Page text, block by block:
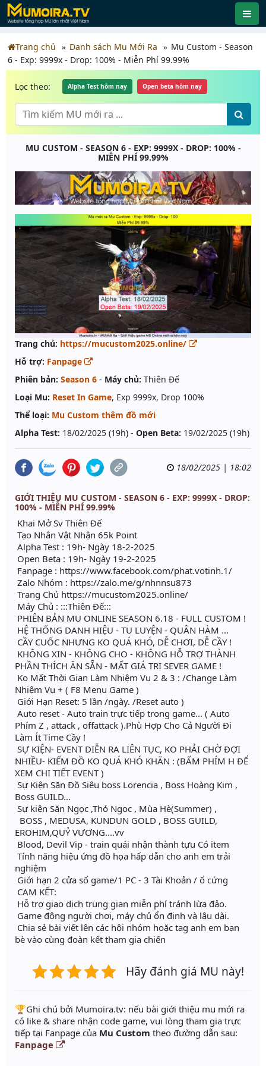
Trang chủ Danh sách Mu Mới Ra
Mu Custom - Season
6 - Exp: 9999x - Drop: 100% - Miễn Phí 99.99%
Lọc theo: Alpha Test hôm nay Open beta hôm nay
MU CUSTOM - SEASON 6 - EXP: 9999X - DROP: 100% -
MIỄN PHÍ 99.99%
Trang chủ: https://mucustom2025.online/
Hỗ trợ: Fanpage
Phiên bản: Season 6 - Máy chủ: Thiên Đế
Loại Mu: Reset In Game, Exp 9999x, Drop 100%
Thể loại: Mu Custom thêm đồ mới
Alpha Test: 18/02/2025 (19h) - Open Beta: 19/02/2025 (19h)
18/02/2025 | 18:02
GIỚI THIỆU MU CUSTOM - SEASON 6 - EXP: 9999X - DROP:
100% - MIỄN PHÍ 99.99%
Khai Mở Sv Thiên Đế
Tạo Nhân Vật Nhận 65k Point
Alpha Test : 19h- Ngày 18-2-2025
Open Beta : 19h- Ngày 19-2-2025
Fanpage : https://www.facebook.com/phat.votinh.1/
Zalo Nhóm : https://zalo.me/g/nhnnsu873
Trang Chủ https://mucustom2025.online/
Máy Chủ : :::Thiên Đế:::
PHIÊN BẢN MU ONLINE SEASON 6.18 - FULL CUSTOM !
HỆ THỐNG DANH HIỆU - TU LUYỆN - QUÂN HÀM ...
CẦY CUỐC NHƯNG KO QUÁ KHÓ, DỄ CHƠI, DỄ CẦY !
KHÔNG XIN - KHÔNG CHO - KHÔNG HỖ TRỢ THÀNH
PHẦN THÍCH ĂN SẴN - MẤT GIÁ TRỊ SEVER GAME !
Ko Mất Thời Gian Làm Nhiệm Vụ 2 & 3 : /Change Làm
Nhiệm Vụ + ( F8 Menu Game )
Giới Hạn Reset: 5 lần /ngày. /Reset auto )
Auto reset - Auto train trực tiếp trong game... ( Auto
Phím Z , attack , offattack ).Phù Hợp Cho Cả Người Đi
Làm Ít Time Cầy !
SỰ KIỆN- EVENT DIỄN RA LIÊN TỤC, KO PHẢI CHỜ ĐỢI
NHIỀU- KIẾM ĐỒ KO QUÁ KHÓ KHĂN : (BẤM PHÍM H ĐỂ
XEM CHI TIẾT EVENT )
Sự Kiện Săn Đồ Siêu boss Lorencia , Boss Hoàng Kim ,
Boss GUILD...
Sự kiện Săn Ngọc ,Thỏ Ngọc , Mùa Hè(Summer) ,
BOSS , MEDUSA, KUNDUN GOLD , BOSS GUILD,
EROHIM,QUỶ VƯƠNG....vv
Blood, Devil Vip - train quái nhận thành tựu Có item
Tính năng hiệu ứng đồ họa hấp dẫn cho anh em trải
nghiệm
Giới hạn 2 cửa sổ game/1 PC - 3 Tài Khoản / ổ cứng
CAM KẾT:
Hỗ trợ giao dịch trung gian miễn phí tránh lừa đảo.
Game đông người chơi, máy chủ ổn định và lâu dài.
Chia sẻ bài viết lên các hội nhóm hoặc tag anh em bạn
bè vào cùng đoàn kết tham gia chiến
Hãy đánh giá MU này!
️🏆Ghi chú bởi Mumoira.tv: nếu bài giới thiệu mu mới ra
có like & share nhận code game, vui lòng tham gia trực
tiếp tại Fanpage của Mu Custom theo đường dẫn sau:
Fanpage